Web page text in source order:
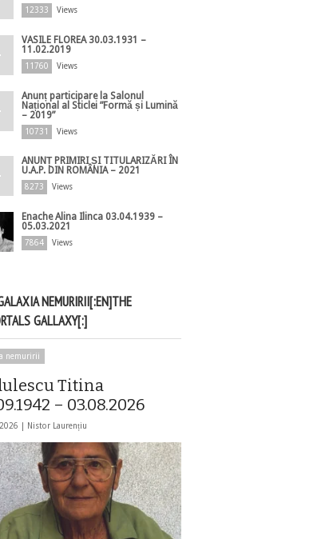
12333 Views
VASILE FLOREA 30.03.1931 –
11.02.2019
11760 Views
Anunț participare la Salonul
Național al Sticlei ”Formă și Lumină
– 2019”
10731 Views
ANUNȚ PRIMIRI ȘI TITULARIZĂRI ÎN
U.A.P. DIN ROMÂNIA – 2021
8273 Views
Enache Alina Ilinca 03.04.1939 –
05.03.2021
7864 Views
NEMURIRII[:EN]THE
GALLAXY[:]
nemuririi
Titina
– 03.08.2026
| Nistor Laurențiu